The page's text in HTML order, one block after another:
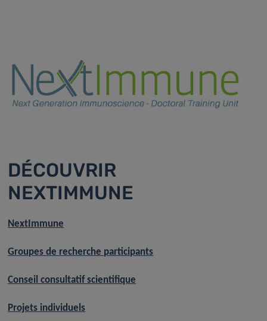
DÉCOUVRIR
NEXTIMMUNE
NextImmune
Groupes de recherche participants
Conseil consultatif scientifique
Projets individuels